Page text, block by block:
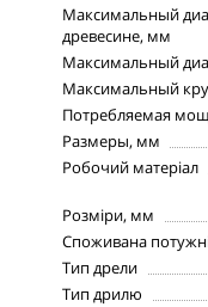
Максимальный
древесине, мм
Максимальный
Максимальный
Потребляемая
Размеры, мм
Робочий матеріал
Розміри, мм
Споживана
Тип дрели
Тип дрилю